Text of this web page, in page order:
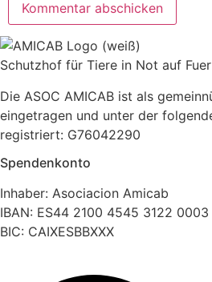
Schutzhof für Tiere in Not auf
Die ASOC AMICAB ist als
eingetragen und unter der
registriert: G76042290
Spendenkonto
Inhaber: Asociacion Amicab
IBAN: ES44 2100 4545 3122 0003
BIC: CAIXESBBXXX